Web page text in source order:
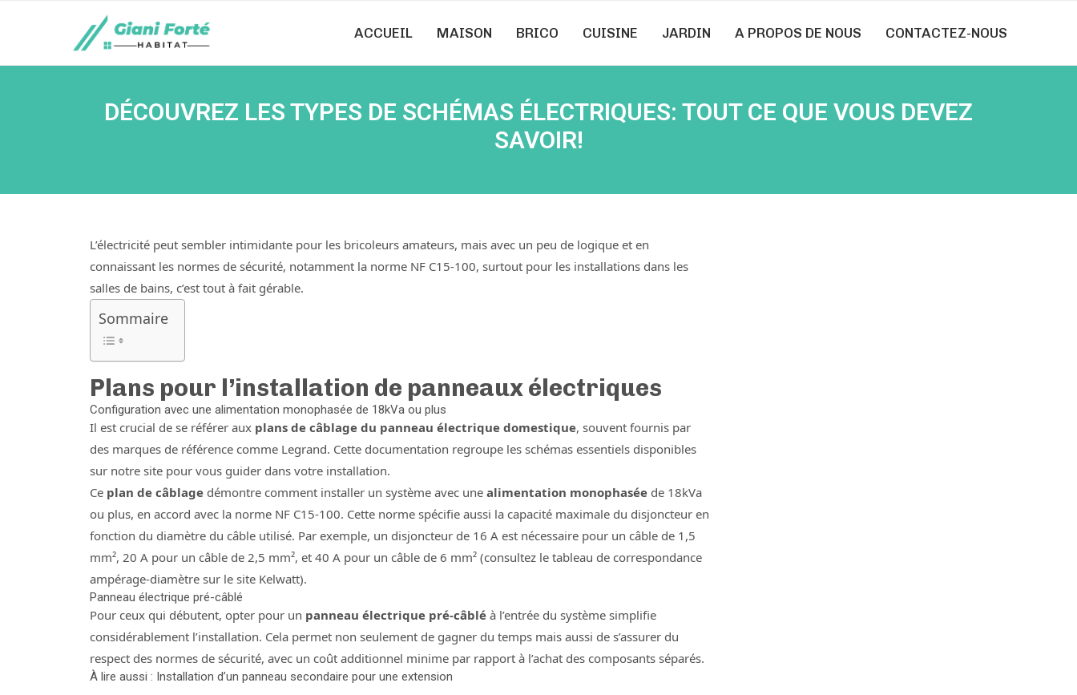
ACCUEIL MAISON BRICO CUISINE JARDIN A PROPOS DE NOUS CONTACTEZ-NOUS
DÉCOUVREZ LES TYPES DE SCHÉMAS ÉLECTRIQUES: TOUT CE QUE VOUS DEVEZ
SAVOIR!
L’électricité peut sembler intimidante pour les bricoleurs amateurs, mais avec un peu de logique et en
connaissant les normes de sécurité, notamment la norme NF C15-100, surtout pour les installations dans les
salles de bains, c’est tout à fait gérable.
Sommaire
Plans pour l’installation de panneaux électriques
Configuration avec une alimentation monophasée de 18kVa ou plus
Il est crucial de se référer aux plans de câblage du panneau électrique domestique, souvent fournis par
des marques de référence comme Legrand. Cette documentation regroupe les schémas essentiels disponibles
sur notre site pour vous guider dans votre installation.
Ce plan de câblage démontre comment installer un système avec une alimentation monophasée de 18kVa
ou plus, en accord avec la norme NF C15-100. Cette norme spécifie aussi la capacité maximale du disjoncteur en
fonction du diamètre du câble utilisé. Par exemple, un disjoncteur de 16 A est nécessaire pour un câble de 1,5
mm², 20 A pour un câble de 2,5 mm², et 40 A pour un câble de 6 mm² (consultez le tableau de correspondance
ampérage-diamètre sur le site Kelwatt).
Panneau électrique pré-câblé
Pour ceux qui débutent, opter pour un panneau électrique pré-câblé à l’entrée du système simplifie
considérablement l’installation. Cela permet non seulement de gagner du temps mais aussi de s’assurer du
respect des normes de sécurité, avec un coût additionnel minime par rapport à l’achat des composants séparés.
À lire aussi : Installation d’un panneau secondaire pour une extension